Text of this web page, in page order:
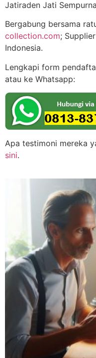
Jatiraden Jati
Bergabung bersama
collection.com;
Indonesia.
Lengkapi form
atau ke Whatsapp:
Apa testimoni mereka
sini.